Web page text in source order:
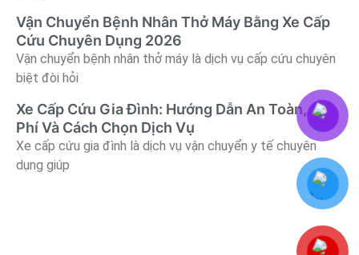
Vận Chuyển Bệnh Nhân Thở Máy Bằng Xe Cấp
Cứu Chuyên Dụng 2026
Vận chuyển bệnh nhân thở máy là dịch vụ cấp cứu chuyên
biệt đòi hỏi
Xe Cấp Cứu Gia Đình: Hướng Dẫn An Toàn, Chi
Phí Và Cách Chọn Dịch Vụ
Xe cấp cứu gia đình là dịch vụ vận chuyển y tế chuyên
dụng giúp